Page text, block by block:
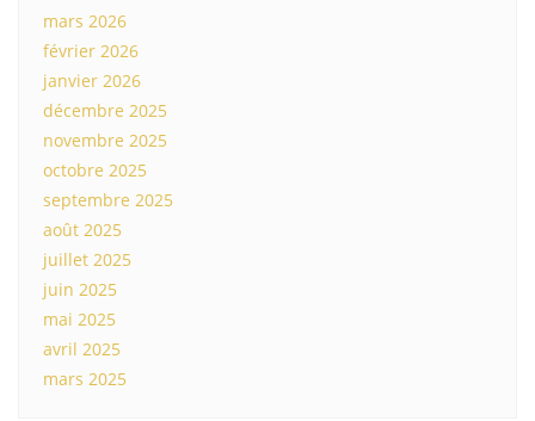
mars 2026
février 2026
janvier 2026
décembre 2025
novembre 2025
octobre 2025
septembre 2025
août 2025
juillet 2025
juin 2025
mai 2025
avril 2025
mars 2025